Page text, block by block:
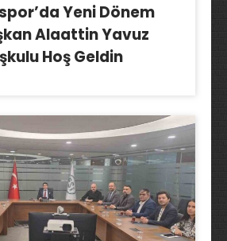
Yeni Dönem
Alaattin Yavuz
Hoş Geldin